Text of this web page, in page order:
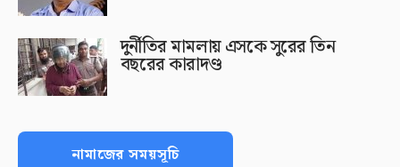
দুর্নীতির মামলায় এসকে সুরের তিন
বছরের কারাদণ্ড
নামাজের সময়সূচি